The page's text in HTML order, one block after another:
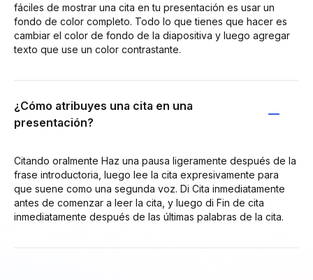
fáciles de mostrar una cita en tu presentación es usar un
fondo de color completo. Todo lo que tienes que hacer es
cambiar el color de fondo de la diapositiva y luego agregar
texto que use un color contrastante.
¿Cómo atribuyes una cita en una
presentación?
Citando oralmente Haz una pausa ligeramente después de la
frase introductoria, luego lee la cita expresivamente para
que suene como una segunda voz. Di Cita inmediatamente
antes de comenzar a leer la cita, y luego di Fin de cita
inmediatamente después de las últimas palabras de la cita.